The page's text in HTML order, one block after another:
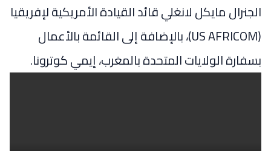
الجنرال مايكل لانغلي قائد القيادة الأمريكية لإفريقيا
(US AFRICOM)، بالإضافة إلى القائمة بالأعمال
بسفارة الولايات المتحدة بالمغرب، إيمي كوترونا.